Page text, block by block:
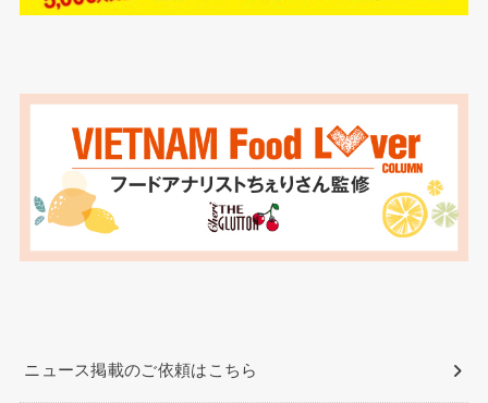
ニュース掲載のご依頼はこちら